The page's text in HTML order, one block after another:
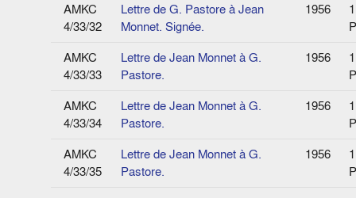
AMKC
4/33/32
Lettre de G. Pastore à Jean
Monnet. Signée.
1956
1
AMKC
4/33/33
Lettre de Jean Monnet à G.
Pastore.
1956
1
AMKC
4/33/34
Lettre de Jean Monnet à G.
Pastore.
1956
1
AMKC
4/33/35
Lettre de Jean Monnet à G.
Pastore.
1956
1